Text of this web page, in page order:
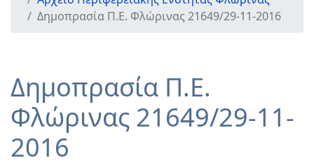
Δημοπρασία Π.Ε. Φλώρινας 21649/29-11-2016
Δημοπρασία Π.Ε.
Φλώρινας 21649/29-11-
2016